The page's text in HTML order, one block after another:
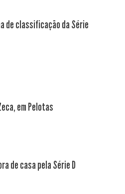
de classificação da Série
em Pelotas
de casa pela Série D